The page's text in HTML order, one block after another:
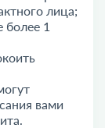
лица;
более 1
вами